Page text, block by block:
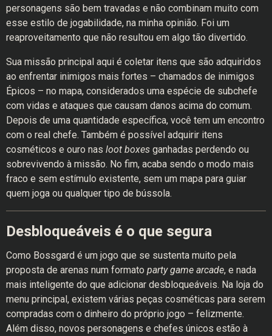
personagens são bem travadas e não combinam muito com
esse estilo de jogabilidade, na minha opinião. Foi um
reaproveitamento que não resultou em algo tão divertido.
Sua missão principal aqui é coletar itens que são adquiridos
ao enfrentar inimigos mais fortes – chamados de inimigos
Épicos – no mapa, considerados uma espécie de subchefe
com vidas e ataques que causam danos acima do comum.
Depois de uma quantidade específica, você tem um encontro
com o real chefe. Também é possível adquirir itens
cosméticos e ouro nas loot boxes ganhadas perdendo ou
sobrevivendo à missão. No fim, acaba sendo o modo mais
fraco e sem estímulo existente, sem um mapa para guiar
quem joga ou qualquer tipo de bússola.
Desbloqueáveis é o que segura
Como Bossgard é um jogo que se sustenta muito pela
proposta de arenas num formato party game arcade, e nada
mais inteligente do que adicionar desbloqueáveis. Na loja do
menu principal, existem várias peças cosméticas para serem
compradas com o dinheiro do próprio jogo – felizmente.
Além disso, novos personagens e chefes únicos estão à